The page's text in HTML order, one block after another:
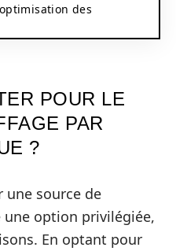
des
POUR LE
PAR
?
une source de
une option privilégiée,
En optant pour